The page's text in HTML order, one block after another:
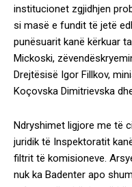
institucionet zgjidhjen
si masë e fundit të jetë
punësuarit kanë kërkuar
Mickoski,
Drejtësisë Igor Fillkov,
Koçovska Dimitrievska
Ndryshimet ligjore me të
juridik të Inspektoratit
filtrit të komisioneve.
nuk ka Badenter apo